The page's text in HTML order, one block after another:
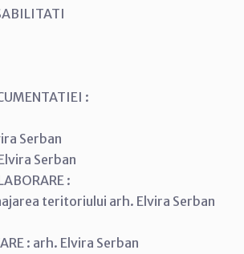
:
Serban
Serban
:
teritoriului arh. Elvira Serban
: arh. Elvira Serban